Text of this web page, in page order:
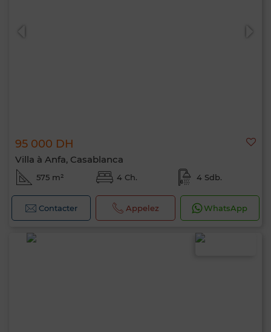
95 000 DH
Villa à Anfa, Casablanca
575 m² 4 Ch. 4 Sdb.
Contacter Appelez WhatsApp